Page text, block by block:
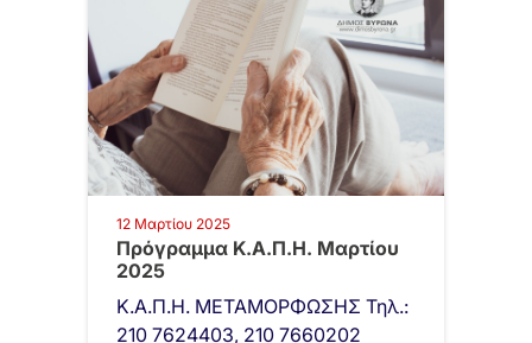
12 Μαρτίου 2025
Πρόγραμμα Κ.Α.Π.Η. Μαρτίου
2025
Κ.Α.Π.Η. ΜΕΤΑΜΟΡΦΩΣΗΣ Τηλ.:
210 7624403, 210 7660202